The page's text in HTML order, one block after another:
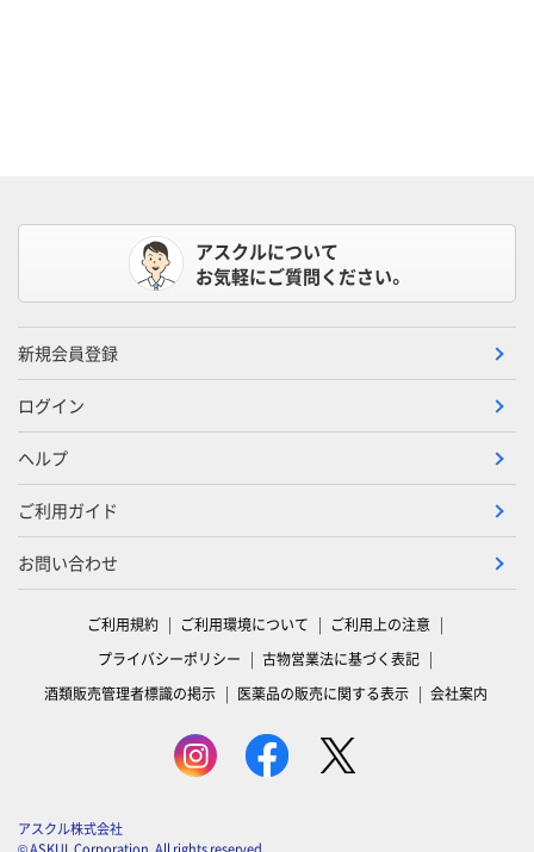
アスクルについて
お気軽にご質問ください。
新規会員登録
ログイン
ヘルプ
ご利用ガイド
お問い合わせ
ご利用規約 ご利用環境について
ご利用上の注意
プライバシーポリシー
古物営業法に基づく表記
酒類販売管理者標識の掲示
医薬品の販売に関する表示 会社案内
アスクル株式会社